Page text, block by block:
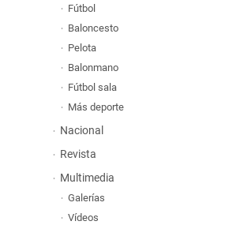
Fútbol
Baloncesto
Pelota
Balonmano
Fútbol sala
Más deporte
Nacional
Revista
Multimedia
Galerías
Vídeos